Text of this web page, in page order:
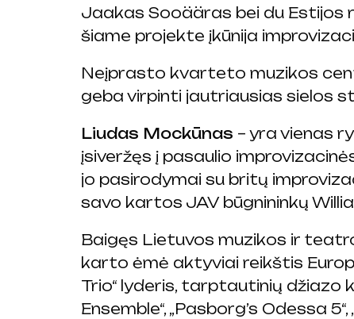
Jaakas Sooääras bei du Estijos
šiame projekte įkūnija
Neįprasto kvarteto muzikos
geba virpinti jautriausias sielos
Liudas Mockūnas – yra vienas
įsiveržęs į pasaulio
jo pasirodymai su britų
savo kartos JAV būgnininkų
Baigęs Lietuvos muzikos ir
karto ėmė aktyviai reikštis
Trio“ lyderis, tarptautinių džiazo
Ensemble“, „Pasborg’s Odessa